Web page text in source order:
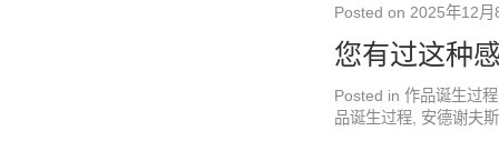
Posted on 2025年12月
您有过这种
Posted in 作品诞生过程
品诞生过程 安德谢夫